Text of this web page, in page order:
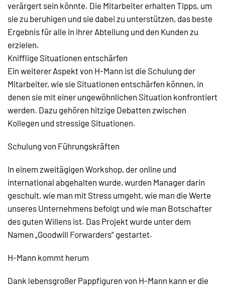
verärgert sein könnte. Die Mitarbeiter erhalten Tipps, um
sie zu beruhigen und sie dabei zu unterstützen, das beste
Ergebnis für alle in ihrer Abteilung und den Kunden zu
erzielen.
Knifflige Situationen entschärfen
Ein weiterer Aspekt von H-Mann ist die Schulung der
Mitarbeiter, wie sie Situationen entschärfen können, in
denen sie mit einer ungewöhnlichen Situation konfrontiert
werden. Dazu gehören hitzige Debatten zwischen
Kollegen und stressige Situationen.
Schulung von Führungskräften
In einem zweitägigen Workshop, der online und
international abgehalten wurde, wurden Manager darin
geschult, wie man mit Stress umgeht, wie man die Werte
unseres Unternehmens befolgt und wie man Botschafter
des guten Willens ist. Das Projekt wurde unter dem
Namen „Goodwill Forwarders“ gestartet.
H-Mann kommt herum
Dank lebensgroßer Pappfiguren von H-Mann kann er die